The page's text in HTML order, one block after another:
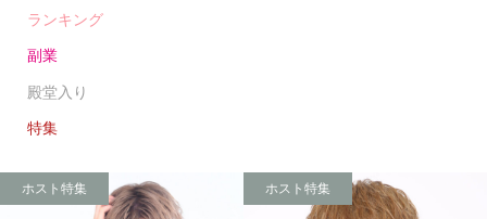
ランキング
副業
殿堂入り
特集
ホスト特集 ホスト特集